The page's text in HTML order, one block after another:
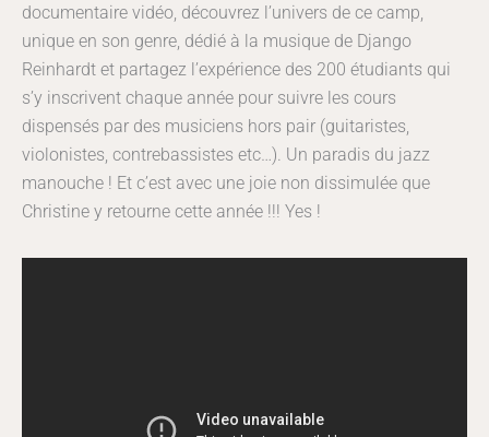
documentaire vidéo, découvrez l’univers de ce camp,
unique en son genre, dédié à la musique de Django
Reinhardt et partagez l’expérience des 200 étudiants qui
s’y inscrivent chaque année pour suivre les cours
dispensés par des musiciens hors pair (guitaristes,
violonistes, contrebassistes etc…). Un paradis du jazz
manouche ! Et c’est avec une joie non dissimulée que
Christine y retourne cette année !!! Yes !